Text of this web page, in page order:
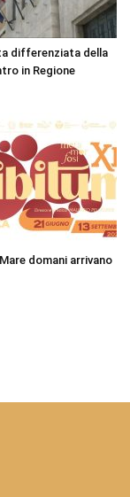
differenziata della
in Regione
domani arrivano